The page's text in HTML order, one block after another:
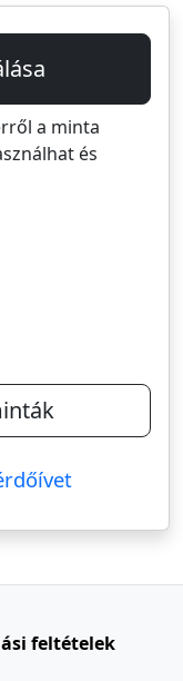
a minta
és
feltételek